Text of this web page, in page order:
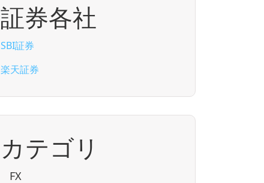
証券各社
SBI証券
楽天証券
カテゴリ
FX